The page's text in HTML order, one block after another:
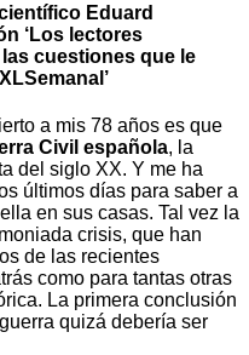
Eduard
‘Los lectores
cuestiones que le
a mis 78 años es que
Civil española, la
del siglo XX. Y me ha
últimos días para saber a
en sus casas. Tal vez la
crisis, que han
de las recientes
como para tantas otras
La primera conclusión
quizá debería ser